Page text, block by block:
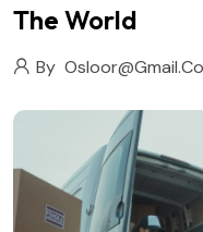
The World
By